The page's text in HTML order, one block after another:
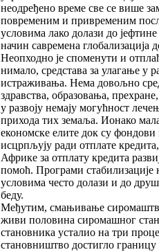
неодређено време све се више
повременим и привременим
условима лако долази до
начин савремена глобализација
Неопходно је споменути и
нимало, средстава за улагање у
истраживања. Нема довољно
здравства, образовања,
у развоју немају могућност
прихода тих земаља. Ионако
економске елите док су
исцрпљују ради отплате
Африке за отплату кредита
помоћ. Програми стабилизације
условима често долази и до
беду.
Међутим, смањивање сиромаштва
живи половина сиромашног
становника усталио на три
становништво достигло